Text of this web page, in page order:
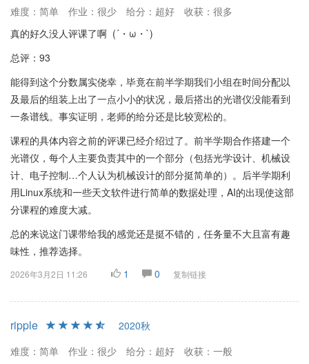
难度：简单
作业：很少 给分：超好
收获：很多
真的好久没人评课了啊 (´・ω・`)
总评：93
能得到这个分数属实侥幸，毕竟在前半学期我们小组在时间分配以
及最后的组装上出了一点小小的状况，最后搭出的光谱仪没能看到
一条谱线。事实证明，老师的给分还是比较宽松的。
课程的具体内容之前的评课已经介绍过了。前半学期合作搭建一个
光谱仪，每个人主要负责其中的一个部分（包括光学设计、机械设
计、电子控制…个人认为机械设计的部分挺简单的）。后半学期利
用Linux系统和一些天文软件进行简单的数据处理，AI的出现使这部
分课程的难度大减。
总的来说这门课带给我的感觉还是挺不错的，任务量不大且富有趣
味性，推荐选择。
2026年3月2日 11:26 1 0 复制链接
ripple
2020秋
难度：简单
作业：很少 给分：超好
收获：一般